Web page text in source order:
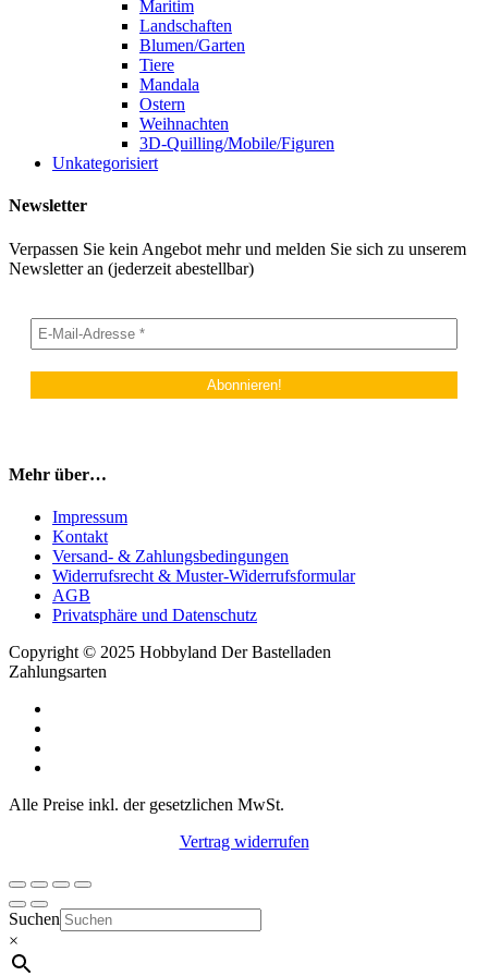
Maritim
Landschaften
Blumen/Garten
Tiere
Mandala
Ostern
Weihnachten
3D-Quilling/Mobile/Figuren
Unkategorisiert
Newsletter
Verpassen Sie kein Angebot mehr und melden Sie sich zu unserem
Newsletter an (jederzeit abestellbar)
Mehr über…
Impressum
Kontakt
Versand- & Zahlungsbedingungen
Widerrufsrecht & Muster-Widerrufsformular
AGB
Privatsphäre und Datenschutz
Copyright © 2025 Hobbyland Der Bastelladen
Zahlungsarten
Alle Preise inkl. der gesetzlichen MwSt.
Vertrag widerrufen
Suchen
×